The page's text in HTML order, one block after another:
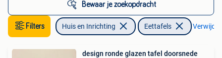
Bewaar je zoekopdracht
Filters Huis en Inrichting Eettafels
design ronde glazen tafel doorsnede